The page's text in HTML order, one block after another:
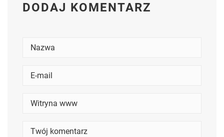
DODAJ KOMENTARZ